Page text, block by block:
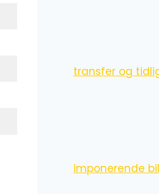
transfer og
imponerende